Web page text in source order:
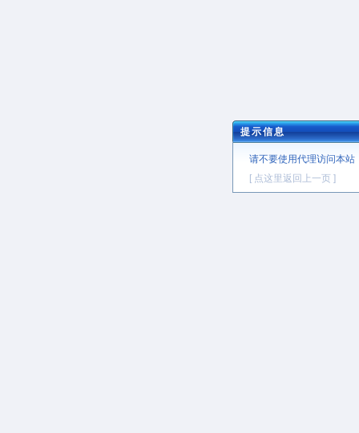
提示信息
请不要使用代理访问本站
[ 点这里返回上一页 ]